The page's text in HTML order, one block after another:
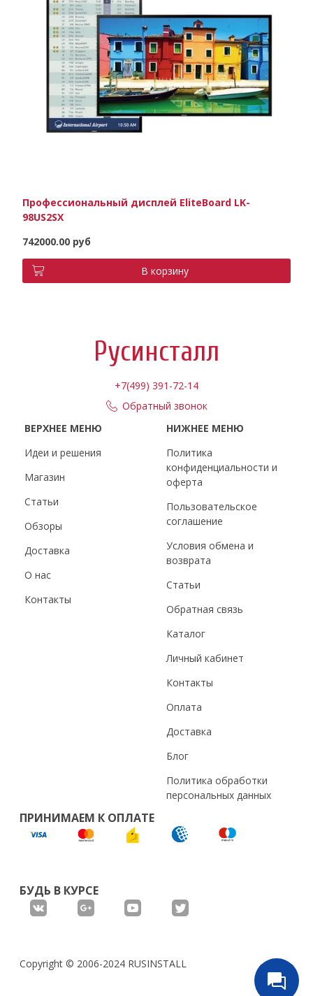
Профессиональный дисплей EliteBoard LK-
98US2SX
742000.00 руб
В корзину
Русинсталл
+7(499) 391-72-14
Обратный звонок
ВЕРХНЕЕ МЕНЮ
Идеи и решения
Магазин
Статьи
Обзоры
Доставка
О нас
Контакты
НИЖНЕЕ МЕНЮ
Политика
конфиденциальности и
оферта
Пользовательское
соглашение
Условия обмена и
возврата
Статьи
Обратная связь
Каталог
Личный кабинет
Контакты
Оплата
Доставка
Блог
Политика обработки
персональных данных
ПРИНИМАЕМ К ОПЛАТЕ
БУДЬ В КУРСЕ
Copyright © 2006-2024 RUSINSTALL